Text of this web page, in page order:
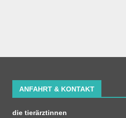
ANFAHRT & KONTAKT
die tierärztinnen